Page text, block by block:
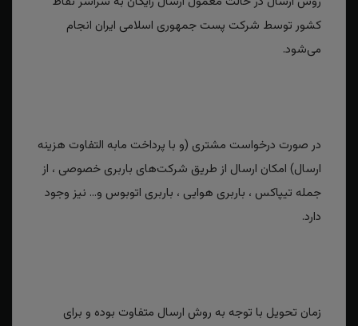
کشور توسط شرکت پست جمهوری اسلامی ایران انجام
می‌شود.
در صورت درخواست مشتری (و با پرداخت مابه التفاوت هزینه
ارسال) امکان ارسال از طریق شرکت‌های باربری خصوصی ، از
جمله تیپاکس ، باربری هوایی ، باربری اتوبوس و... نیز وجود
دارد.
زمان تحویل با توجه به روش ارسال متفاوت بوده و برای